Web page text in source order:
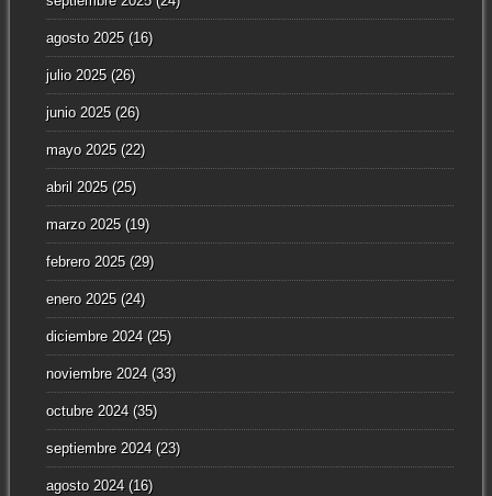
agosto 2025(16)
julio 2025(26)
junio 2025(26)
mayo 2025(22)
abril 2025(25)
marzo 2025(19)
febrero 2025(29)
enero 2025(24)
diciembre 2024(25)
noviembre 2024(33)
octubre 2024(35)
septiembre 2024(23)
agosto 2024(16)